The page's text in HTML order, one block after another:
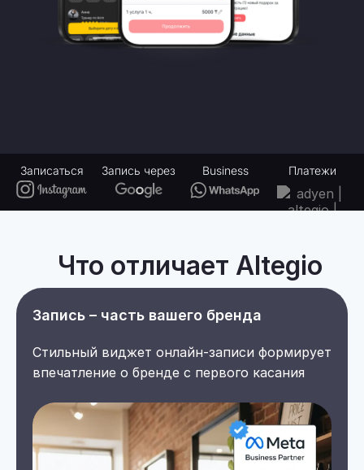
Записаться Запись через Business Платежи
Что отличает Altegio
Запись – часть вашего бренда
Стильный виджет онлайн-записи формирует
впечатление о бренде с первого касания